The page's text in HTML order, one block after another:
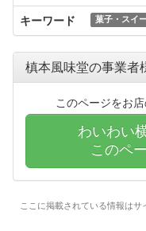
キーワード 菓子・スイ
槙本風味堂の事業者
このページをお
わいわい
このペ
ここに掲載されている情報は